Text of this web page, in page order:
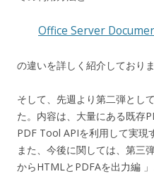
Office Server
の違いを詳しく紹介しておりま
そして、先週より第二弾とし
た。内容は、大量にある既存
PDF Tool APIを利用して実現
また、今後に関しては、第三
からHTMLとPDFAを出力編